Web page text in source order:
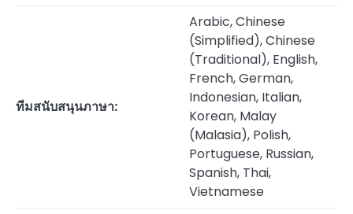
ทีมสนับสนุนภาษา:
Arabic, Chinese
(Simplified), Chinese
(Traditional), English,
French, German,
Indonesian, Italian,
Korean, Malay
(Malasia), Polish,
Portuguese, Russian,
Spanish, Thai,
Vietnamese